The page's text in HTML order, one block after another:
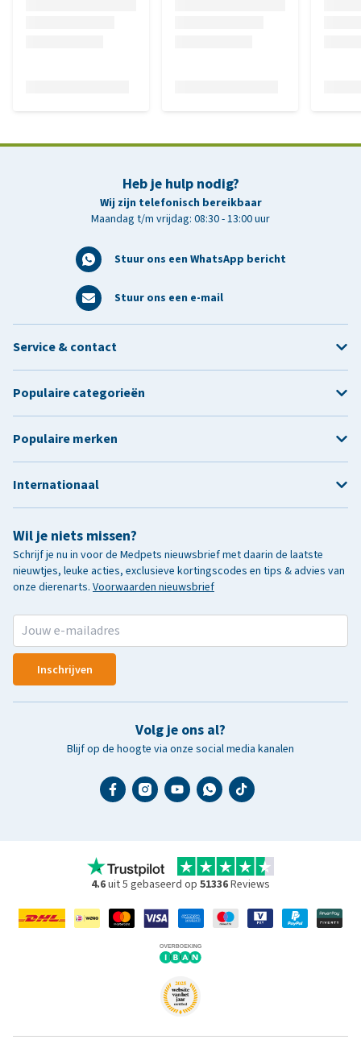
Heb je hulp nodig?
Wij zijn telefonisch bereikbaar
Maandag t/m vrijdag: 08:30 - 13:00 uur
Stuur ons een WhatsApp bericht
Stuur ons een e-mail
Wil je niets missen?
Schrijf je nu in voor de Medpets nieuwsbrief met daarin de laatste
nieuwtjes, leuke acties, exclusieve kortingscodes en tips & advies van
onze dierenarts. Voorwaarden nieuwsbrief
Inschrijven
Volg je ons al?
Blijf op de hoogte via onze social media kanalen
Service & contact
Populaire categorieën
Populaire merken
Internationaal
4.6uit 5 gebaseerd op 51336Reviews